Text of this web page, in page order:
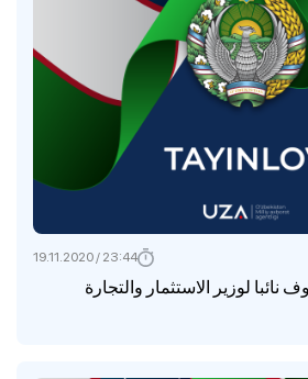
لوزير الاستثمار والتجارة
23:44 / 19.11.2020